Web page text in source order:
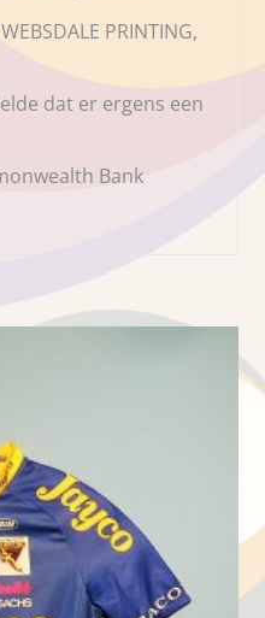
PRINTING,
dat er ergens een
Bank